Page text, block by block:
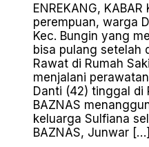
ENREKANG,
perempuan, warga
Kec. Bungin yang
bisa pulang setelah
Rawat di Rumah
menjalani
Danti (42) tinggal di
BAZNAS
keluarga Sulfiana
BAZNAS, Junwar […]